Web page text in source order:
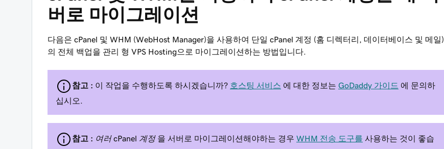
버로 마이그레이션
다음은 cPanel 및 WHM (WebHost Manager)을 사용하여 단일 cPanel 계정 (홈 디렉터리, 데이터베이스 및 메일)
의 전체 백업을 관리 형 VPS Hosting으로 마이그레이션하는 방법입니다.
참고 : 이 작업을 수행하도록 하시겠습니까? 호스팅 서비스 에 대한 정보는 GoDaddy 가이드 에 문의하
십시오.
참고 : 여러 cPanel 계정을 서버로 마이그레이션해야하는 경우 WHM 전송 도구를 사용하는 것이 좋습